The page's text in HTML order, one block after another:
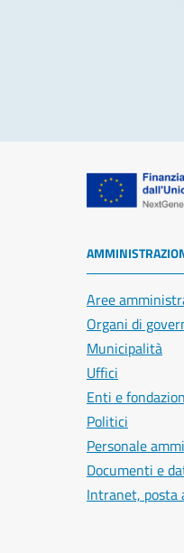
Aree
Organi di
Municipalità
Uffici
Enti e
Politici
Personale
Documenti e
Intranet, posta